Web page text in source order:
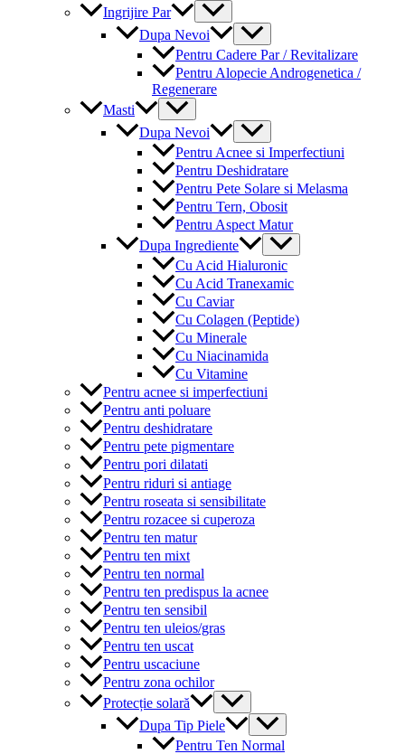
Ingrijire Par
Menu
Toggle
Dupa Nevoi
Menu
Toggle
Pentru Cadere Par / Revitalizare
Pentru Alopecie Androgenetica /
Regenerare
Masti
Menu
Toggle
Dupa Nevoi
Menu
Toggle
Pentru Acnee si Imperfectiuni
Pentru Deshidratare
Pentru Pete Solare si Melasma
Pentru Tern, Obosit
Pentru Aspect Matur
Dupa Ingrediente
Menu
Toggle
Cu Acid Hialuronic
Cu Acid Tranexamic
Cu Caviar
Cu Colagen (Peptide)
Cu Minerale
Cu Niacinamida
Cu Vitamine
Pentru acnee si imperfectiuni
Pentru anti poluare
Pentru deshidratare
Pentru pete pigmentare
Pentru pori dilatati
Pentru riduri si antiage
Pentru roseata si sensibilitate
Pentru rozacee si cuperoza
Pentru ten matur
Pentru ten mixt
Pentru ten normal
Pentru ten predispus la acnee
Pentru ten sensibil
Pentru ten uleios/gras
Pentru ten uscat
Pentru uscaciune
Pentru zona ochilor
Protecție solară
Menu
Toggle
Dupa Tip Piele
Menu
Toggle
Pentru Ten Normal